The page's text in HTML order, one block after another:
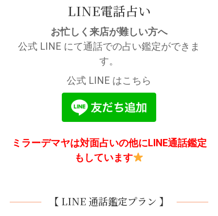
LINE電話占い
お忙しく来店が難しい方へ
公式 LINE にて通話での占い鑑定ができま
す。
公式 LINE はこちら
ミラーデマヤは対面占いの他にLINE通話鑑定
もしています
【 LINE 通話鑑定プラン 】